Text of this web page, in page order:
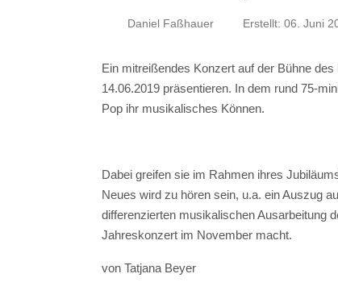
Daniel Faßhauer Erstellt: 06. Juni
Ein mitreißendes Konzert auf der Bühne
14.06.2019 präsentieren. In dem rund 75-
Pop ihr musikalisches Können.
Dabei greifen sie im Rahmen ihres
Neues wird zu hören sein, u.a. ein Auszug
differenzierten musikalischen Ausarbeitung
Jahreskonzert im November macht.
von Tatjana Beyer